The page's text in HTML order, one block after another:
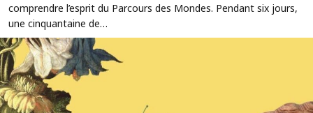
comprendre l’esprit du Parcours des Mondes. Pendant six jours,
une cinquantaine de…